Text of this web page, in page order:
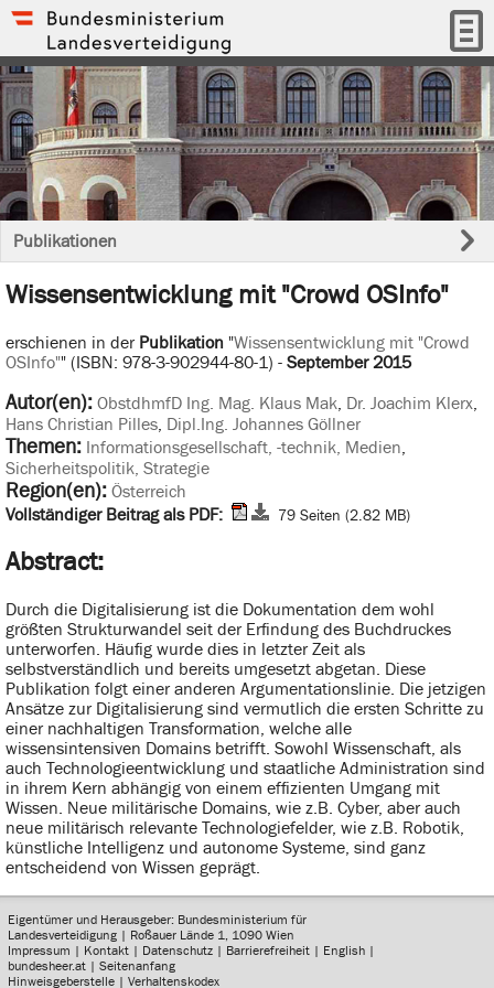
Publikationen
Wissensentwicklung mit "Crowd OSInfo"
erschienen in der Publikation"Wissensentwicklung mit "Crowd
OSInfo"" (ISBN: 978-3-902944-80-1) - September 2015
Autor(en): ObstdhmfD Ing. Mag. Klaus Mak, Dr. Joachim Klerx,
Hans Christian Pilles, Dipl.Ing. Johannes Göllner
Themen: Informationsgesellschaft, -technik, Medien,
Sicherheitspolitik, Strategie
Region(en): Österreich
Vollständiger Beitrag als PDF:
79 Seiten (2.82 MB)
Abstract:
Durch die Digitalisierung ist die Dokumentation dem wohl
größten Strukturwandel seit der Erfindung des Buchdruckes
unterworfen. Häufig wurde dies in letzter Zeit als
selbstverständlich und bereits umgesetzt abgetan. Diese
Publikation folgt einer anderen Argumentationslinie. Die jetzigen
Ansätze zur Digitalisierung sind vermutlich die ersten Schritte zu
einer nachhaltigen Transformation, welche alle
wissensintensiven Domains betrifft. Sowohl Wissenschaft, als
auch Technologieentwicklung und staatliche Administration sind
in ihrem Kern abhängig von einem effizienten Umgang mit
Wissen. Neue militärische Domains, wie z.B. Cyber, aber auch
neue militärisch relevante Technologiefelder, wie z.B. Robotik,
künstliche Intelligenz und autonome Systeme, sind ganz
entscheidend von Wissen geprägt.
Eigentümer und Herausgeber: Bundesministerium für
Landesverteidigung | Roßauer Lände 1, 1090 Wien
Impressum | Kontakt | Datenschutz | Barrierefreiheit | English |
bundesheer.at |Seitenanfang
Hinweisgeberstelle |Verhaltenskodex